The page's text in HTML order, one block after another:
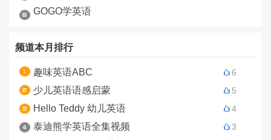
GOGO学英语
频道本月排行
6
趣味英语ABC
5
少儿英语语感启蒙
4
Hello Teddy 幼儿英语
3
泰迪熊学英语全集视频